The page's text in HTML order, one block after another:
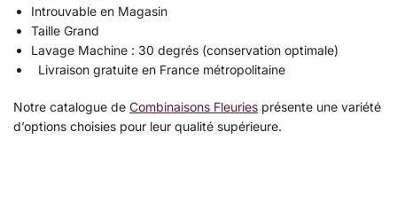
Introuvable en Magasin
Taille Grand
Lavage Machine : 30 degrés (conservation optimale)
Livraison gratuite en France métropolitaine
Notre catalogue de Combinaisons Fleuries présente une variété
d’options choisies pour leur qualité supérieure.